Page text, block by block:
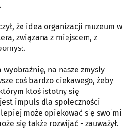
że idea organizacji muzeum w
związana z miejscem, z
na nasze zmysły
coś bardzo ciekawego, żeby
ktoś istotny się
impuls dla społeczności
może opiekować się swoimi
się także rozwijać - zauważył.